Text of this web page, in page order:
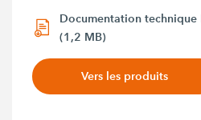
Documentation technique
(1,2 MB)
Vers les produits